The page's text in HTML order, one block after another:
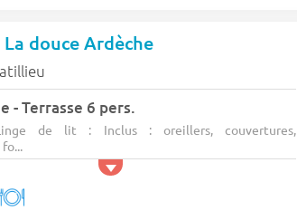
douce Ardèche
- Terrasse 6 pers.
de lit : Inclus : oreillers, couvertures,